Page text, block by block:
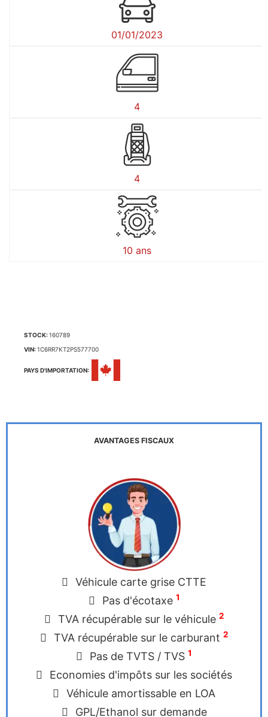
01/01/2023
4
4
10 ans
STOCK:160789
VIN:1C6RR7KT2PS577700
PAYS D'IMPORTATION:
AVANTAGES FISCAUX
Véhicule carte grise CTTE
Pas d'écotaxe 1
TVA récupérable sur le véhicule 2
TVA récupérable sur le carburant 2
Pas de TVTS / TVS 1
Economies d'impôts sur les sociétés
Véhicule amortissable en LOA
GPL/Ethanol sur demande